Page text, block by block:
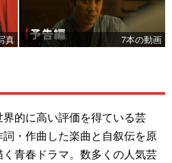
真 7本の動画
的に高い評価を得ている芸
・作曲した楽曲と自叙伝を原
青春ドラマ。数多くの人気芸